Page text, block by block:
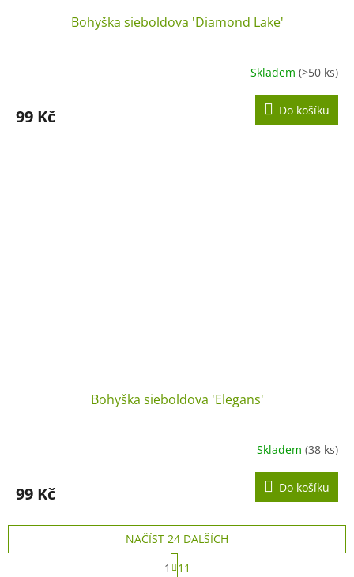
Bohyška sieboldova 'Diamond Lake'
Skladem (>50 ks)
99 Kč Do košíku
Bohyška sieboldova 'Elegans'
Skladem (38 ks)
99 Kč Do košíku
NAČÍST 24 DALŠÍCH
S
t
1
11